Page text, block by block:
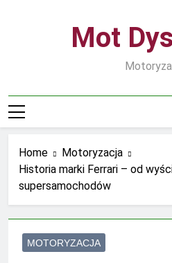
Mot
Home
Motoryzacja
Historia marki Ferrari – od
supersamochodów
MOTORYZACJA